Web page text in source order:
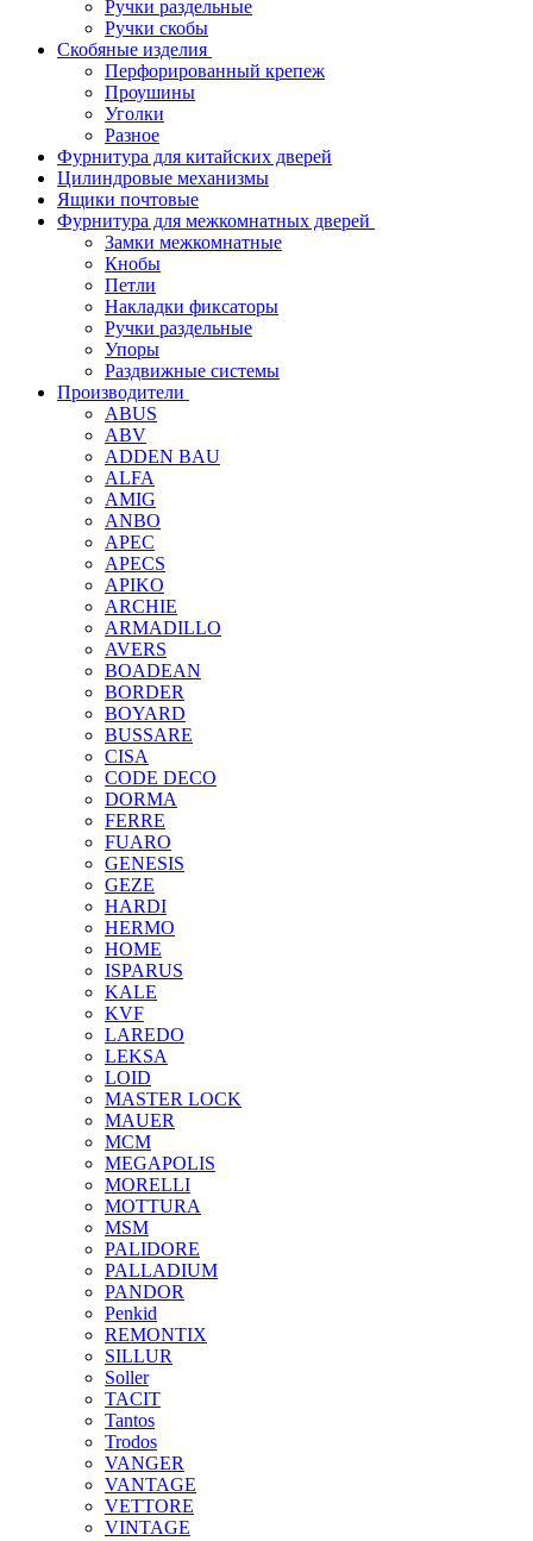
Ручки раздельные
Ручки скобы
Скобяные изделия
Перфорированный крепеж
Проушины
Уголки
Разное
Фурнитура для китайских дверей
Цилиндровые механизмы
Ящики почтовые
Фурнитура для межкомнатных дверей
Замки межкомнатные
Кнобы
Петли
Накладки фиксаторы
Ручки раздельные
Упоры
Раздвижные системы
Производители
ABUS
ABV
ADDEN BAU
ALFA
AMIG
ANBO
APEC
APECS
APIKO
ARCHIE
ARMADILLO
AVERS
BOADEAN
BORDER
BOYARD
BUSSARE
CISA
CODE DECO
DORMA
FERRE
FUARO
GENESIS
GEZE
HARDI
HERMO
HOMЕ
ISPARUS
KALE
KVF
LAREDO
LEKSA
LOID
MASTER LOCK
MAUER
MCM
MEGAPOLIS
MORELLI
MOTTURA
MSM
PALIDORE
PALLADIUM
PANDOR
Penkid
REMONTIX
SILLUR
Soller
TACIT
Tantos
Trodos
VANGER
VANTAGE
VETTORE
VINTAGE